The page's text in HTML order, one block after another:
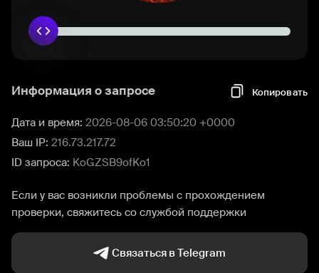
Информация о запросе Копировать
Дата и время: 2026-08-06 03:50:20 +0000
Ваш IP: 216.73.217.72
ID запроса: KoGZSB9ofKo1
Если у вас возникли проблемы с прохождением
проверки, свяжитесь со службой поддержки
Связаться в Telegram